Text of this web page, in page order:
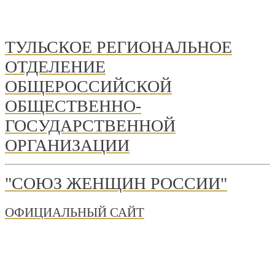
ТУЛЬСКОЕ РЕГИОНАЛЬНОЕ
ОТДЕЛЕНИЕ
ОБЩЕРОССИЙСКОЙ
ОБЩЕСТВЕННО-
ГОСУДАРСТВЕННОЙ
ОРГАНИЗАЦИИ
"СОЮЗ ЖЕНЩИН РОССИИ"
ОФИЦИАЛЬНЫЙ САЙТ